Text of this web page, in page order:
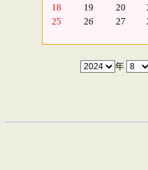
18
19 20
25
26 27
年